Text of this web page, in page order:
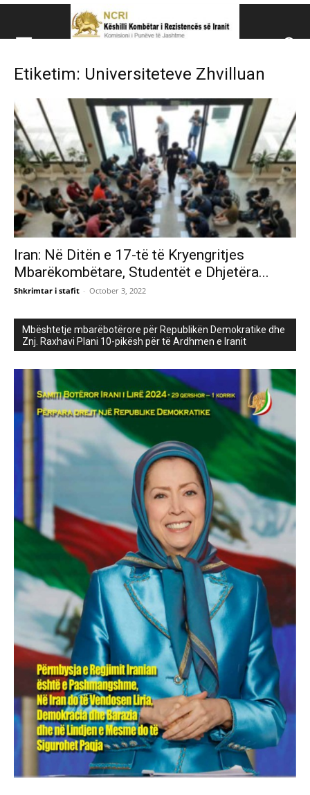
Këshillit Kombëtar të
Këshillit Kombëtar të Rezistencës së Iranit (NCRI)
Etiketim: Universiteteve Zhvilluan
Iran: Në Ditën e 17-të të Kryengritjes
Mbarëkombëtare, Studentët e Dhjetëra...
Shkrimtar i stafit - October 3, 2022
Mbështetje mbarëbotërore për Republikën Demokratike dhe
Znj. Raxhavi Plani 10-pikësh për të Ardhmen e Iranit